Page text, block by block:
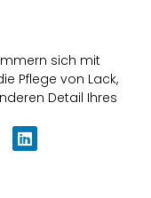
sich mit
Pflege von Lack,
Detail Ihres